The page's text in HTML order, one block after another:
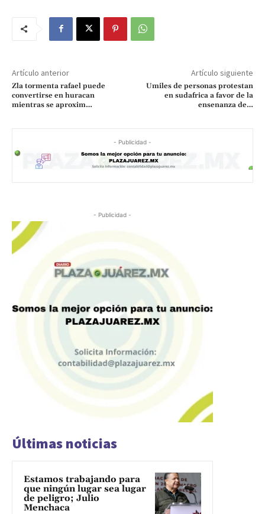
Artículo anterior
Zla tormenta rafael puede
convertirse en huracan
mientras se aproxim…
Artículo siguiente
Umiles de personas protestan
en sudafrica a favor de la
ensenanza de…
- Publicidad -
- Publicidad -
Últimas noticias
Estamos trabajando para
que ningún lugar sea lugar
de peligro; Julio
Menchaca